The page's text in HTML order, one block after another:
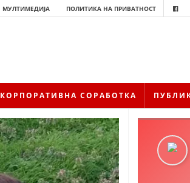
МУЛТИМЕДИЈА ПОЛИТИКА НА ПРИВАТНОСТ
КОРПОРАТИВНА СОРАБОТКА